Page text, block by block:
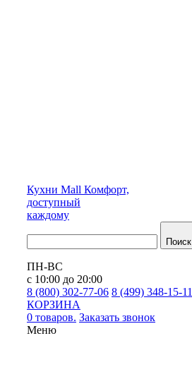
Кухни Mall Комфорт,
доступный
каждому
Поиск
ПН-ВС
с 10:00 до 20:00
8 (800) 302-77-06 8 (499) 348-15-11
КОРЗИНА
0 товаров. Заказать звонок
Меню